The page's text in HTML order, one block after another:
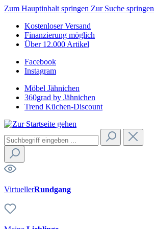
Zum Hauptinhalt springen Zur Suche springen
Kostenloser Versand
Finanzierung möglich
Über 12.000 Artikel
Facebook
Instagram
Möbel Jähnichen
360grad by Jähnichen
Trend Küchen-Discount
VirtuellerRundgang